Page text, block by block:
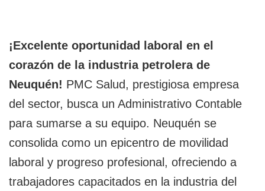
¡Excelente oportunidad laboral en el
corazón de la industria petrolera de
Neuquén! PMC Salud, prestigiosa empresa
del sector, busca un Administrativo Contable
para sumarse a su equipo. Neuquén se
consolida como un epicentro de movilidad
laboral y progreso profesional, ofreciendo a
trabajadores capacitados en la industria del